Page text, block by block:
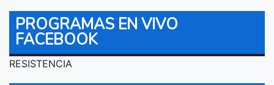
PROGRAMAS EN VIVO
FACEBOOK
RESISTENCIA